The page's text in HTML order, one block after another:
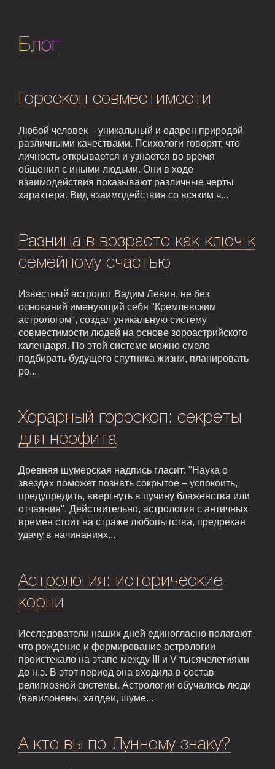
Блог
Гороскоп совместимости
Любой человек – уникальный и одарен природой
различными качествами. Психологи говорят, что
личность открывается и узнается во время
общения с иными людьми. Они в ходе
взаимодействия показывают различные черты
характера. Вид взаимодействия со всяким ч...
Разница в возрасте как ключ к
семейному счастью
Известный астролог Вадим Левин, не без
оснований именующий себя "Кремлевским
астрологом", создал уникальную систему
совместимости людей на основе зороастрийского
календаря. По этой системе можно смело
подбирать будущего спутника жизни, планировать
ро...
Хорарный гороскоп: секреты
для неофита
Древняя шумерская надпись гласит: "Наука о
звездах поможет познать сокрытое – успокоить,
предупредить, ввергнуть в пучину блаженства или
отчаяния". Действительно, астрология с античных
времен стоит на страже любопытства, предрекая
удачу в начинаниях...
Астрология: исторические
корни
Исследователи наших дней единогласно полагают,
что рождение и формирование астрологии
проистекало на этапе между III и V тысячелетиями
до н.э. В этот период она входила в состав
религиозной системы. Астрологии обучались люди
(вавилоняны, халдеи, шуме...
А кто вы по Лунному знаку?